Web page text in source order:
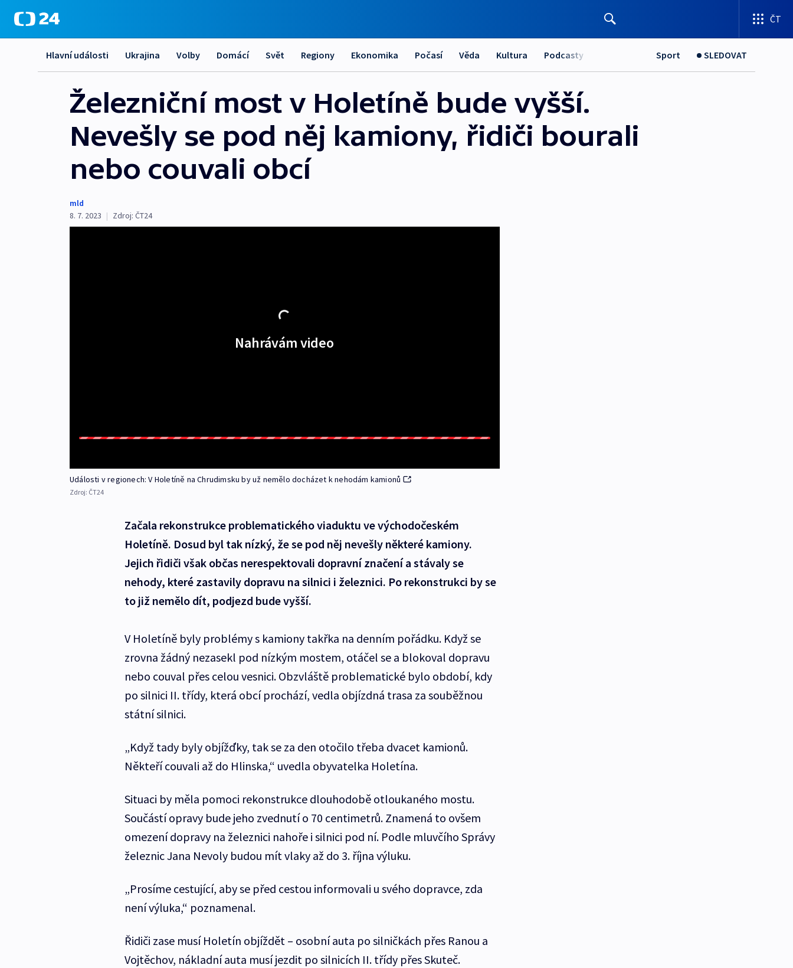
ČT
Hlavní události Ukrajina Volby Domácí Svět Regiony Ekonomika Počasí Věda Kultura Podcasty Sport SLEDOVAT
Železniční most v Holetíně bude vyšší.
Nevešly se pod něj kamiony, řidiči bourali
nebo couvali obcí
mld
8. 7. 2023 | Zdroj: ČT24
Nahrávám video
Události v regionech: V Holetíně na Chrudimsku by už nemělo docházet k nehodám kamionů
Zdroj: ČT24
Začala rekonstrukce problematického viaduktu ve východočeském
Holetíně. Dosud byl tak nízký, že se pod něj nevešly některé kamiony.
Jejich řidiči však občas nerespektovali dopravní značení a stávaly se
nehody, které zastavily dopravu na silnici i železnici. Po rekonstrukci by se
to již nemělo dít, podjezd bude vyšší.
V Holetíně byly problémy s kamiony takřka na denním pořádku. Když se
zrovna žádný nezasekl pod nízkým mostem, otáčel se a blokoval dopravu
nebo couval přes celou vesnici. Obzvláště problematické bylo období, kdy
po silnici II. třídy, která obcí prochází, vedla objízdná trasa za souběžnou
státní silnici.
„Když tady byly objížďky, tak se za den otočilo třeba dvacet kamionů.
Někteří couvali až do Hlinska,“ uvedla obyvatelka Holetína.
Situaci by měla pomoci rekonstrukce dlouhodobě otloukaného mostu.
Součástí opravy bude jeho zvednutí o 70 centimetrů. Znamená to ovšem
omezení dopravy na železnici nahoře i silnici pod ní. Podle mluvčího Správy
železnic Jana Nevoly budou mít vlaky až do 3. října výluku.
„Prosíme cestující, aby se před cestou informovali u svého dopravce, zda
není výluka,“ poznamenal.
Řidiči zase musí Holetín objíždět – osobní auta po silničkách přes Ranou a
Vojtěchov, nákladní auta musí jezdit po silnicích II. třídy přes Skuteč.